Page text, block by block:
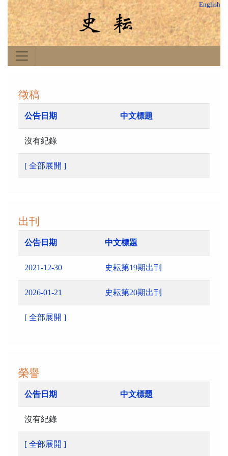
English
徵稿
公告日期 中文標題
沒有紀錄
[ 全部展開 ]
出刊
公告日期 中文標題
2021-12-30 史耘第19期出刊
2026-01-21 史耘第20期出刊
[ 全部展開 ]
榮譽
公告日期 中文標題
沒有紀錄
[ 全部展開 ]